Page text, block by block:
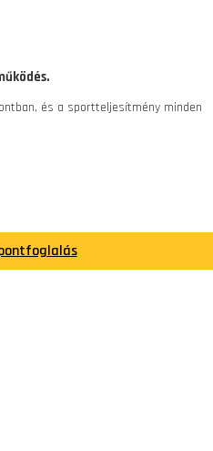
és a sportteljesítmény minden